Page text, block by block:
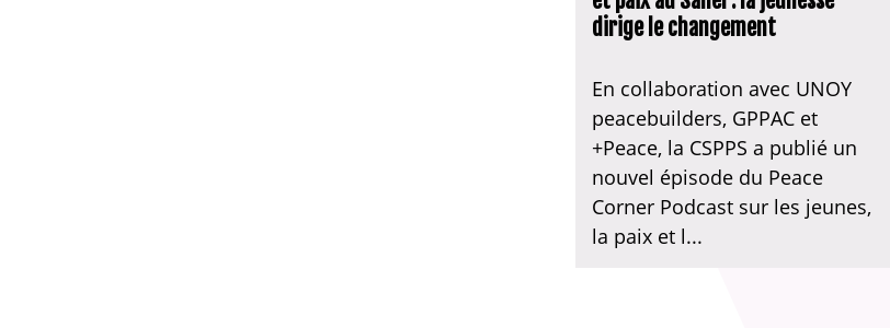
dirige le changement
En collaboration avec UNOY
peacebuilders, GPPAC et
+Peace, la CSPPS a publié un
nouvel épisode du Peace
Corner Podcast sur les jeunes,
la paix et l...